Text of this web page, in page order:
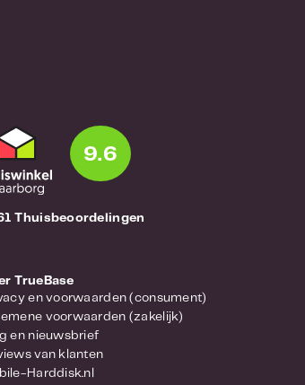
9.6
Thuisbeoordelingen
TrueBase
en voorwaarden (consument)
voorwaarden (zakelijk)
en nieuwsbrief
van klanten
Harddisk.nl